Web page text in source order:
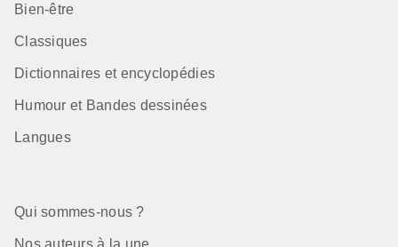
Bien-être
Classiques
Dictionnaires et encyclopédies
Humour et Bandes dessinées
Langues
Qui sommes-nous ?
Nos auteurs à la une